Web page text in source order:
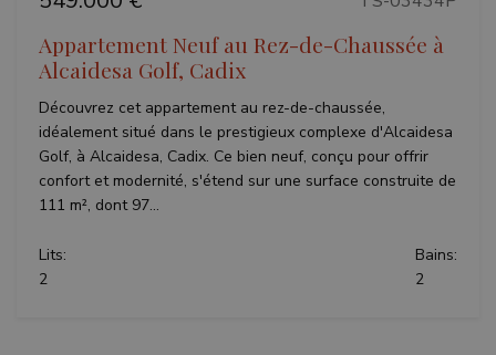
Appartement Neuf au Rez-de-Chaussée à
Alcaidesa Golf, Cadix
Découvrez cet appartement au rez-de-chaussée,
idéalement situé dans le prestigieux complexe d'Alcaidesa
Golf, à Alcaidesa, Cadix. Ce bien neuf, conçu pour offrir
confort et modernité, s'étend sur une surface construite de
111 m², dont 97...
Lits:
2
Bains:
2
campaign